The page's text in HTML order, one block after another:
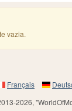
vazia.
Français
2026,